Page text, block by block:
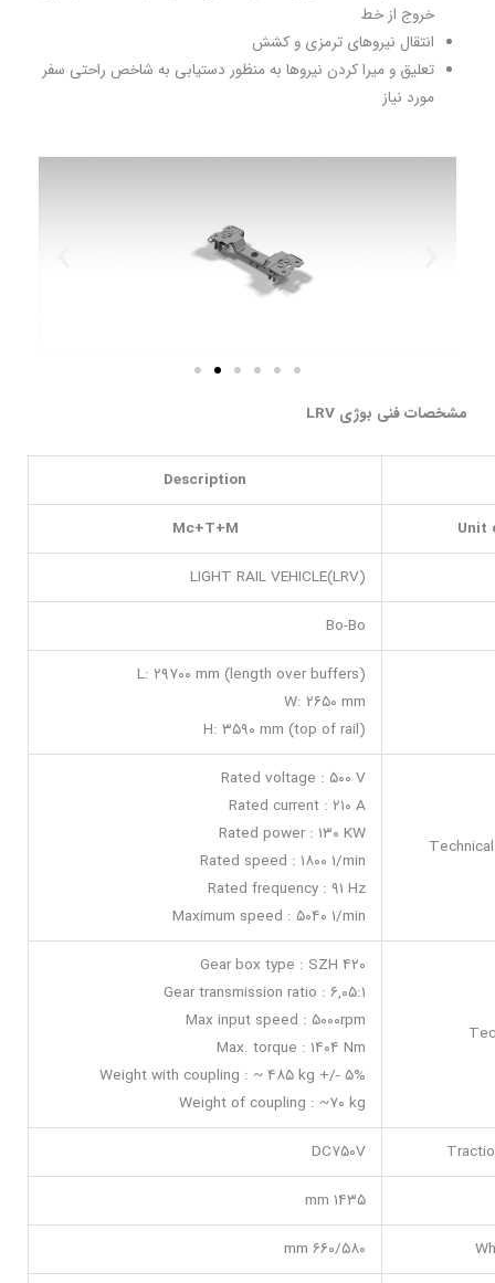
خروج از خط
انتقال نیروهای ترمزی و کشش
تعلیق و میرا کردن نیروها به منظور دستیابی به شاخص راحتی سفر
مورد نیاز
مشخصات فنی بوژی LRV
Description
Unit
Mc+T+M
LIGHT RAIL VEHICLE(LRV)
Bo-Bo
L: ۲۹۷۰۰ mm (length over buffers)
W: ۲۶۵۰ mm
H: ۳۵۹۰ mm (top of rail)
Rated voltage : ۵۰۰ V
Rated current : ۲۱۰ A
Rated power : ۱۳۰ KW
Rated speed : ۱۸۰۰ ۱/min
Rated frequency : ۹۱ Hz
Maximum speed : ۵۰۴۰ ۱/min
Gear box type : SZH ۴۲۰
Gear transmission ratio : ۶,۰۵:۱
Max input speed : ۵۰۰۰rpm
Max. torque : ۱۴۰۴ Nm
Weight with coupling : ~ ۴۸۵ kg +/- ۵%
Weight of coupling : ~۷۰ kg
DC۷۵۰V
۱۴۳۵ mm
۶۶۰/۵۸۰ mm